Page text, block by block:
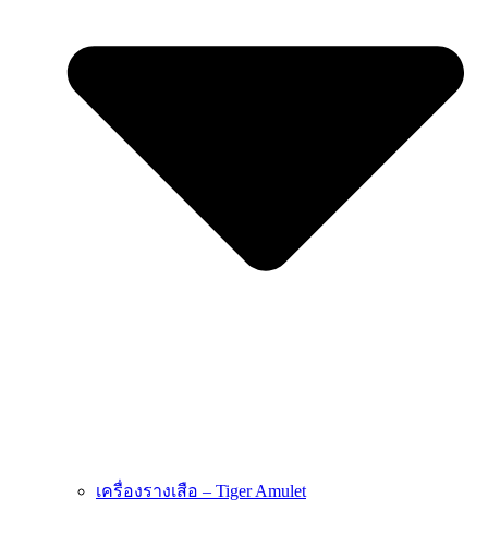
เครื่องรางเสือ – Tiger Amulet